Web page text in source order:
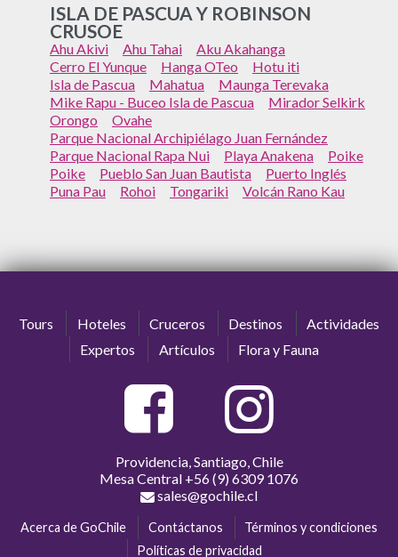
ISLA DE PASCUA Y ROBINSON
CRUSOE
Ahu Akivi Ahu Tahai
Aku Akahanga
Cerro El Yunque
Hanga OTeo
Hotu iti
Isla de Pascua
Mahatua
Maunga Terevaka
Mike Rapu - Buceo Isla de Pascua
Mirador Selkirk
Orongo
Ovahe
Parque Nacional Archipiélago Juan Fernández
Parque Nacional Rapa Nui
Playa Anakena
Poike
Poike
Pueblo San Juan Bautista
Puerto Inglés
Puna Pau
Rohoi Tongariki Volcán Rano Kau
Tours Hoteles Cruceros Destinos
Actividades
Expertos
Artículos Flora y Fauna
Providencia, Santiago, Chile
Mesa Central +56 (9) 6309 1076
sales@gochile.cl
Acerca de GoChile Contáctanos
Términos y condiciones
Políticas de privacidad